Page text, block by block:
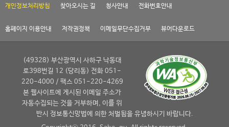
개인정보처리방침 찾아오시는 길 청사안내 전화번호안내
홈페이지 이용안내 저작권정책 이메일무단수집거부 뷰어다운로드
(49328) 부산광역시 사하구 낙동대
로398번길 12 (당리동) 전화 051-
220-4000 / 팩스 051-220-4269
본 웹사이트에 게시된 이메일 주소가
자동수집되는 것을 거부하며, 이를 위
반시 정보통신망법에 의한 처벌됨을 유념하시기 바랍니다.